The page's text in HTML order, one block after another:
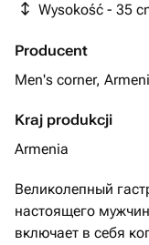
Wysokość - 35
Producent
Men's corner,
Kraj produkcji
Armenia
Великолепный
настоящего
включает в себя